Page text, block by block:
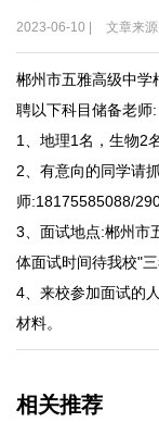
2023-06-10 | 文章来
郴州市五雅高级中学
聘以下科目储备老师:
1、地理1名，生物2
2、有意向的同学请
师:18175585088/
3、面试地点:郴州市
体面试时间待我校"
4、来校参加面试的
材料。
相关推荐